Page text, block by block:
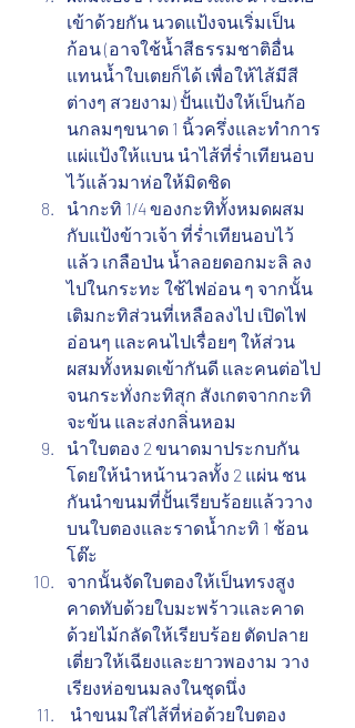
เข้าด้วยกัน นวดแป้งจนเริ่มเป็น
ก้อน (อาจใช้น้ำสีธรรมชาติอื่น
แทนน้ำใบเตยก็ได้ เพื่อให้ไส้มีสี
ต่างๆ สวยงาม) ปั้นแป้งให้เป็นก้อ
นกลมๆขนาด 1 นิ้วครึ่งและทำการ
แผ่แป้งให้แบน นำไส้ที่ร่ำเทียนอบ
ไว้แล้วมาห่อให้มิดชิด
นำกะทิ 1/4 ของกะทิทั้งหมดผสม
กับแป้งข้าวเจ้า ที่ร่ำเทียนอบไว้
แล้ว เกลือป่น น้ำลอยดอกมะลิ ลง
ไปในกระทะ ใช้ไฟอ่อน ๆ จากนั้น
เติมกะทิส่วนที่เหลือลงไป เปิดไฟ
อ่อนๆ และคนไปเรื่อยๆ ให้ส่วน
ผสมทั้งหมดเข้ากันดี และคนต่อไป
จนกระทั่งกะทิสุก สังเกตจากกะทิ
จะข้น และส่งกลิ่นหอม
นำใบตอง 2 ขนาดมาประกบกัน
โดยให้นำหน้านวลทั้ง 2 แผ่น ชน
กันนำขนมที่ปั้นเรียบร้อยแล้ววาง
บนใบตองและราดน้ำกะทิ 1 ช้อน
โต๊ะ
จากนั้นจัดใบตองให้เป็นทรงสูง
คาดทับด้วยใบมะพร้าวและคาด
ด้วยไม้กลัดให้เรียบร้อย ตัดปลาย
เตี่ยวให้เฉียงและยาวพองาม วาง
เรียงห่อขนมลงในชุดนึ่ง